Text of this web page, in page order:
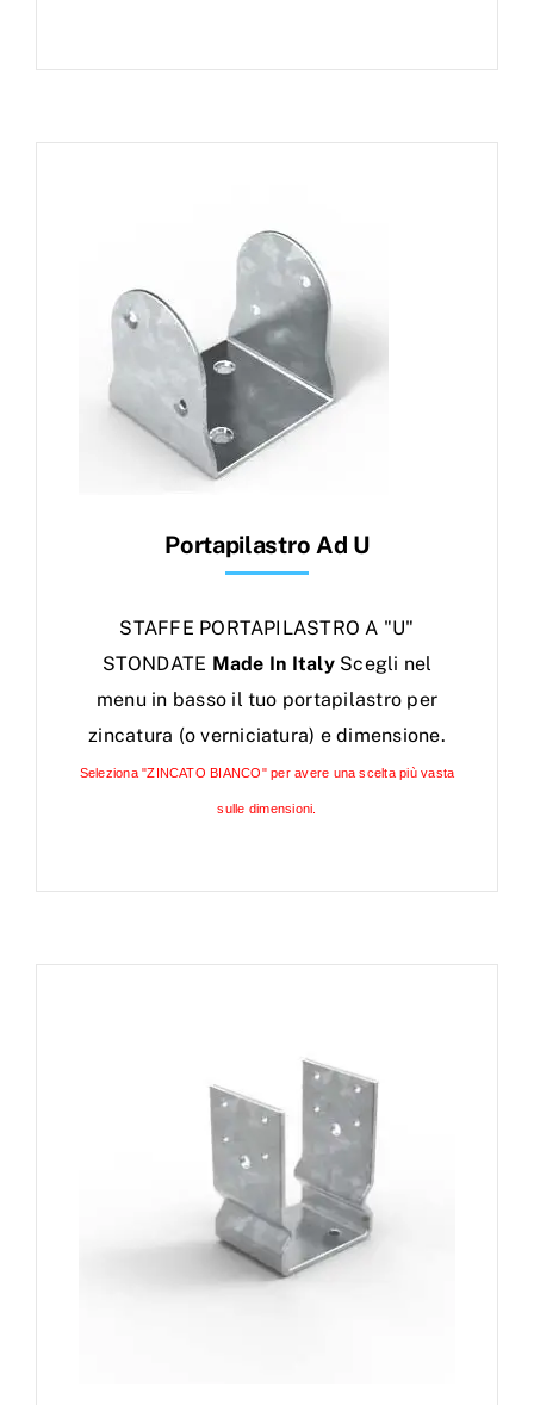
Portapilastro Ad U
STAFFE PORTAPILASTRO A "U"
STONDATE Made In ItalyScegli nel
menu in basso il tuo portapilastro per
zincatura (o verniciatura) e dimensione.
Seleziona "ZINCATO BIANCO" per avere una scelta più vasta
sulle dimensioni.